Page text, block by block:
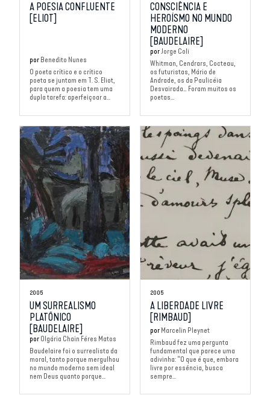
A POESIA CONFLUENTE
[ELIOT]
por Benedito Nunes
O poeta crítico e o crítico
poeta se juntam em T. S. Eliot,
para quem a poesia tem uma
dupla tarefa: aperfeiçoar a...
CONSCIÊNCIA E
HEROÍSMO NO MUNDO
MODERNO
[BAUDELAIRE]
porJorge Coli
Whitman, Cendrars, Cocteau,
os futuristas, Mário de
Andrade, os da Paulicéia
Desvairada… Foram muitos os
poetas...
2005
UM SURREALISMO
PLATÔNICO
[BAUDELAIRE]
por Olgária Chain Féres Matos
Baudelaire foi o surrealista da
moral, tanto porque mergulhou
no mundo moderno sem ideal
nem Deus quanto porque...
2005
A LIBERDADE LIVRE
[RIMBAUD]
por Marcelin Pleynet
Rimbaud fez uma pergunta
fundamental que parece uma
adivinha: “O que é que, embora
livre por essência, busca
sempre...